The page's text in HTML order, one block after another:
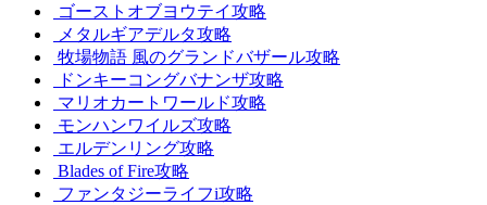
ゴーストオブヨウテイ攻略
メタルギアデルタ攻略
牧場物語 風のグランドバザール攻略
ドンキーコングバナンザ攻略
マリオカートワールド攻略
モンハンワイルズ攻略
エルデンリング攻略
Blades of Fire攻略
ファンタジーライフi攻略